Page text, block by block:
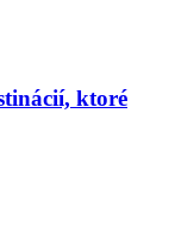
ktoré